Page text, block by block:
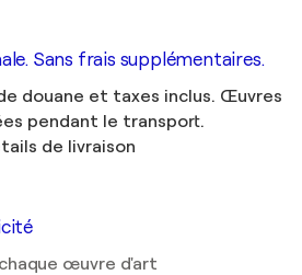
Sans frais supplémentaires.
douane et taxes inclus. Œuvres
pendant le transport.
de livraison
œuvre d'art